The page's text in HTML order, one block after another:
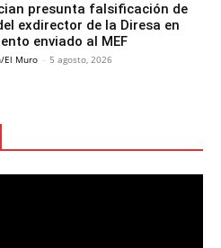
presunta falsificación de
exdirector de la Diresa en
enviado al MEF
El Muro - 5 agosto, 2026